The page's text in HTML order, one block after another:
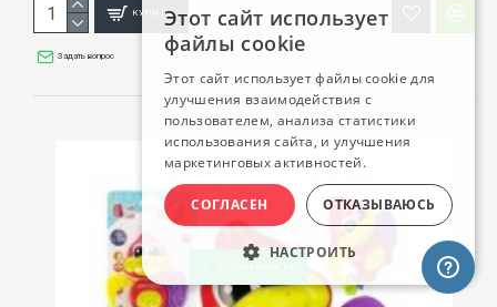
КУПИТЬ
Задать вопрос
Этот сайт использует
файлы cookie
Этот сайт использует файлы cookie для
улучшения взаимодействия с
пользователем, анализа статистики
использования сайта, и улучшения
маркетинговых активностей.
СОГЛАСЕН ОТКАЗЫВАЮСЬ
НАСТРОИТЬ